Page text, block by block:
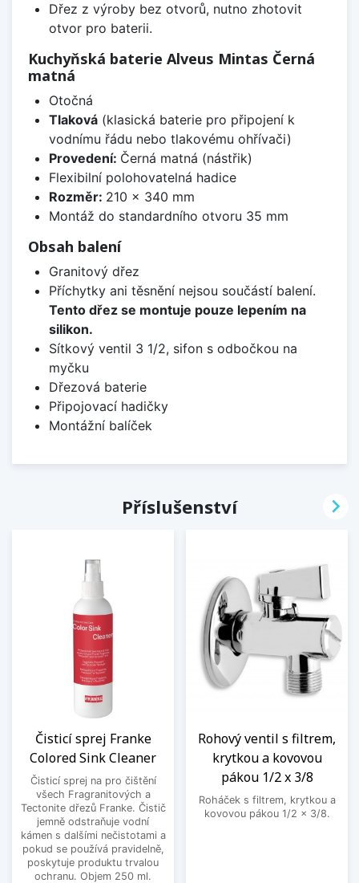
Dřez z výroby bez otvorů, nutno zhotovit
otvor pro baterii.
Kuchyňská baterie Alveus Mintas Černá
matná
Otočná
Tlaková(klasická baterie pro připojení k
vodnímu řádu nebo tlakovému ohřívači)
Provedení: Černá matná (nástřik)
Flexibilní polohovatelná hadice
Rozměr: 210 x 340 mm
Montáž do standardního otvoru 35 mm
Obsah balení
Granitový dřez
Příchytky ani těsnění nejsou součástí balení.
Tento dřez se montuje pouze lepením na
silikon.
Sítkový ventil 3 1/2, sifon s odbočkou na
myčku
Dřezová baterie
Připojovací hadičky
Montážní balíček
Příslušenství
Čisticí sprej Franke
Colored Sink Cleaner
Čisticí sprej na pro čištění
všech Fragranitových a
Tectonite dřezů Franke. Čistič
jemně odstraňuje vodní
kámen s dalšími nečistotami a
pokud se používá pravidelně,
poskytuje produktu trvalou
ochranu. Objem 250 ml.
Rohový ventil s filtrem,
krytkou a kovovou
pákou 1/2 x 3/8
Roháček s filtrem, krytkou a
kovovou pákou 1/2 x 3/8.
